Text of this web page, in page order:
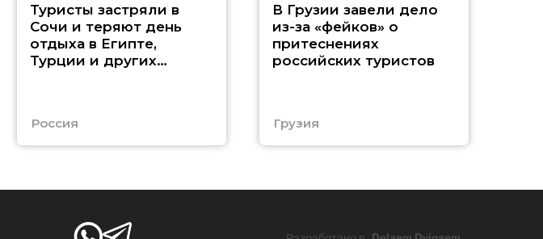
Туристы застряли в
Сочи и теряют день
отдыха в Египте,
Турции и других
Россия
В Грузии завели дело
из-за «фейков» о
притеснениях
российских туристов
Грузия